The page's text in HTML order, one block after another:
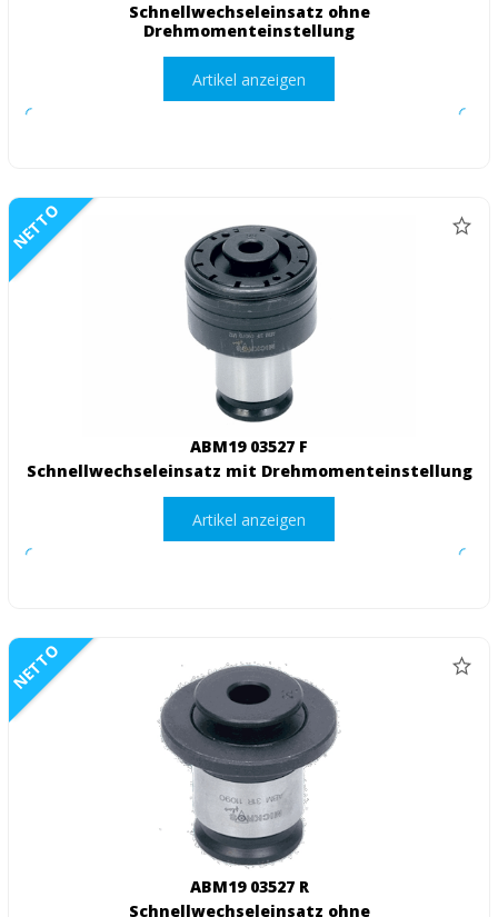
Schnellwechseleinsatz ohne
Drehmomenteinstellung
Artikel anzeigen
NETTO
ABM19 03527 F
Schnellwechseleinsatz mit Drehmomenteinstellung
Artikel anzeigen
NETTO
ABM19 03527 R
Schnellwechseleinsatz ohne